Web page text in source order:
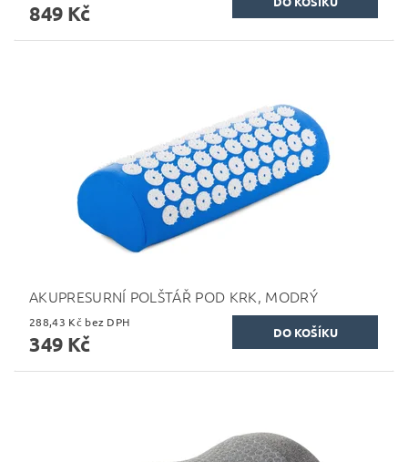
849 Kč
AKUPRESURNÍ POLŠTÁŘ POD KRK, MODRÝ
288,43 Kč bez DPH
349 Kč